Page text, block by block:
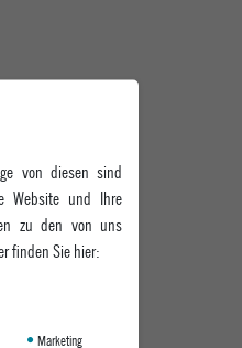
von diesen sind
Website und Ihre
zu den von uns
finden Sie hier:
Marketing